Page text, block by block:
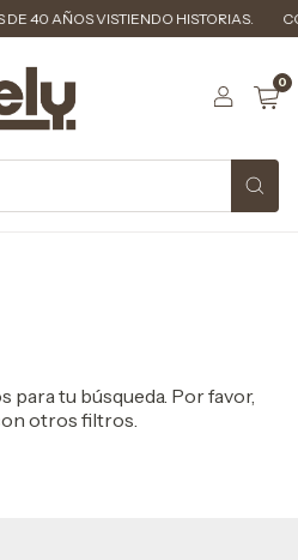
DE 40 AÑOS VISTIENDO HISTORIAS.
0
para tu búsqueda. Por favor,
otros filtros.